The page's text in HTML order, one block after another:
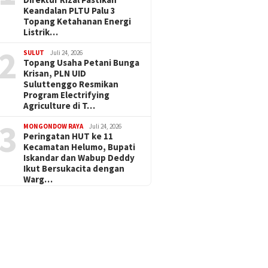
Keandalan PLTU Palu 3
Topang Ketahanan Energi
Listrik…
SULUT Juli 24, 2026
Topang Usaha Petani Bunga
Krisan, PLN UID
Suluttenggo Resmikan
Program Electrifying
Agriculture di T…
MONGONDOW RAYA Juli 24, 2026
Peringatan HUT ke 11
Kecamatan Helumo, Bupati
Iskandar dan Wabup Deddy
Ikut Bersukacita dengan
Warg…